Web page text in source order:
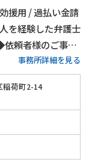
援用 / 過払い金請
を経験した弁護士
頼者様のご事情
軟に対応（後払
くの借金問題を
事務所詳細を見る
稲荷町2-14